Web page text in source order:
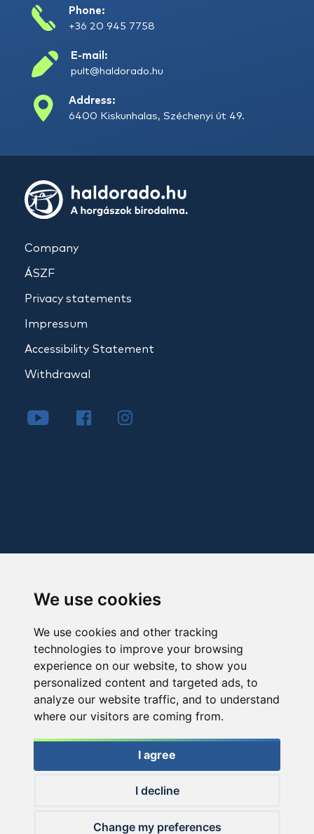
We use cookies
We use cookies and other tracking
technologies to improve your browsing
experience on our website, to show you
personalized content and targeted ads, to
analyze our website traffic, and to understand
where our visitors are coming from.
I agree
I decline
Change my preferences
Phone:
+36 20 945 7758
E-mail:
pult@haldorado.hu
Address:
6400 Kiskunhalas, Széchenyi út 49.
Company
ÁSZF
Privacy statements
Impressum
Accessibility Statement
Withdrawal